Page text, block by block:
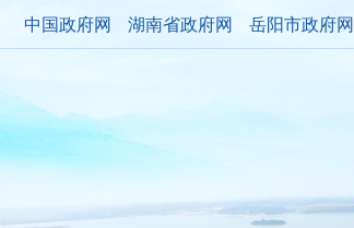
中国政府网 湖南省政府网 岳阳市政府网